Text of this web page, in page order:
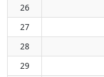
26
27
28
29